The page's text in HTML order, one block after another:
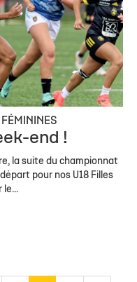
FÉMININES
end !
la suite du championnat
pour nos U18 Filles
le...